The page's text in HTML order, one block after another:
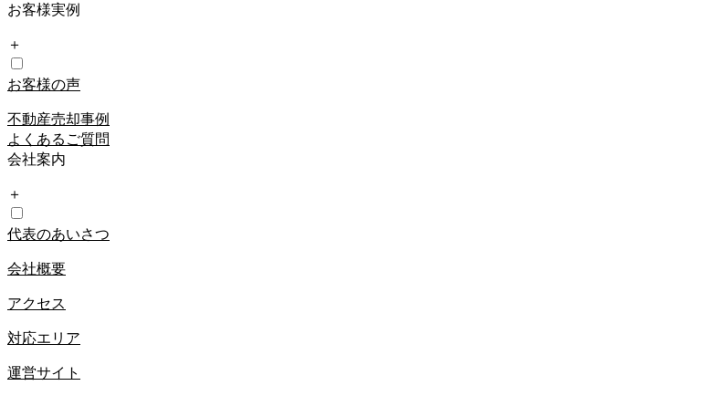
お客様実例
＋
お客様の声
不動産売却事例
よくあるご質問
会社案内
＋
代表のあいさつ
会社概要
アクセス
対応エリア
運営サイト